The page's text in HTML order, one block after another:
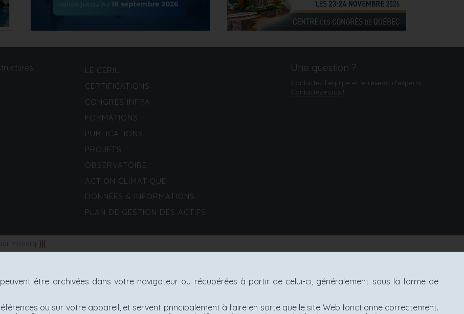
LE CERIU
CERTIFICATIONS
CONGRÈS INFRA
FORMATIONS
PUBLICATIONS
PROJETS
OBSERVATOIRE
ACTION CLIMATIQUE
DONNÉES & INFORMATIONS
PLAN DE GESTION DES ACTIFS
Une question ?
Contactez l'équipe et le réseau d’experts
Contactez‑nous!
Monarq
être archivées dans votre navigateur ou récupérées à partir de celui-ci, généralement sous la forme de
ou sur votre appareil, et servent principalement à faire en sorte que le site Web fonctionne correctement.